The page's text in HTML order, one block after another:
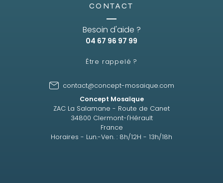
CONTACT
Besoin d'aide ?
04 67 96 97 99
Être rappelé ?
contact@concept-mosaique.com
Concept Mosaïque
ZAC La Salamane - Route de Canet
34800 Clermont-l'Hérault
France
Horaires - Lun.-Ven. : 8h/12H - 13h/18h